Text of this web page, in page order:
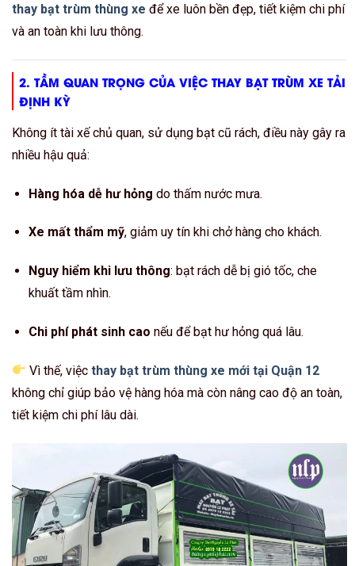
thay bạt trùm thùng xe để xe luôn bền đẹp, tiết kiệm chi phí
và an toàn khi lưu thông.
2. TẦM QUAN TRỌNG CỦA VIỆC THAY BẠT TRÙM XE TẢI
ĐỊNH KỲ
Không ít tài xế chủ quan, sử dụng bạt cũ rách, điều này gây ra
nhiều hậu quả:
Hàng hóa dễ hư hỏng do thấm nước mưa.
Xe mất thẩm mỹ, giảm uy tín khi chở hàng cho khách.
Nguy hiểm khi lưu thông: bạt rách dễ bị gió tốc, che
khuất tầm nhìn.
Chi phí phát sinh cao nếu để bạt hư hỏng quá lâu.
Vì thế, việcthay bạt trùm thùng xe mới tại Quận 12
không chỉ giúp bảo vệ hàng hóa mà còn nâng cao độ an toàn,
tiết kiệm chi phí lâu dài.